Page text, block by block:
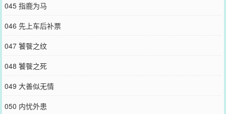
045 指鹿为马
046 先上车后补票
047 饕餮之纹
048 饕餮之死
049 大善似无情
050 内忧外患